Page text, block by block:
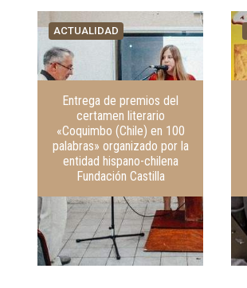
ACTUALIDAD
Entrega de premios del
certamen literario
«Coquimbo (Chile) en 100
palabras» organizado por la
entidad hispano-chilena
Fundación Castilla